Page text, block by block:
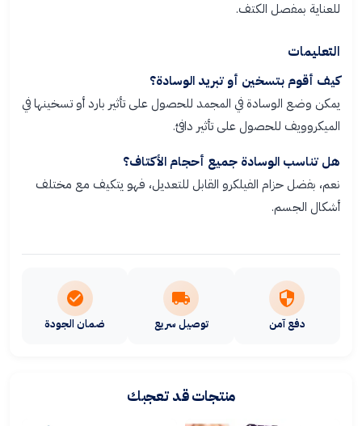
للعناية بمفصل الكتف.
التعليمات
كيف أقوم بتسخين أو تبريد الوسادة؟
يمكن وضع الوسادة في المجمد للحصول على تأثير بارد أو تسخينها في
الميكروويف للحصول على تأثير دافئ.
هل تناسب الوسادة جميع أحجام الأكتاف؟
نعم، بفضل حزام الفيلكرو القابل للتعديل، فهو يتكيف مع مختلف
أشكال الجسم.
دفع آمن توصيل سريع ضمان الجودة
منتجات قد تعجبك